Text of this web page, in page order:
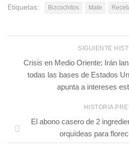
Etiquetas: Bizcochitos Mate
SIGUIENTE
Crisis en Medio Oriente: Irán
todas las bases de Estados
apunta a intereses
HISTORIA
El abono casero de 2
orquídeas para